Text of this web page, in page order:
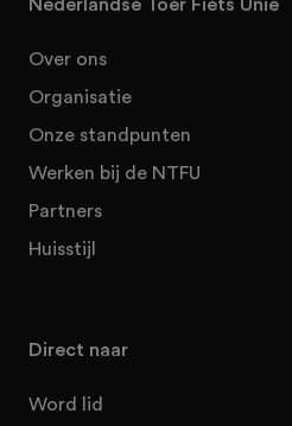
Nederlandse Toer Fiets Unie
Over ons
Organisatie
Onze standpunten
Werken bij de NTFU
Partners
Huisstijl
Direct naar
Word lid